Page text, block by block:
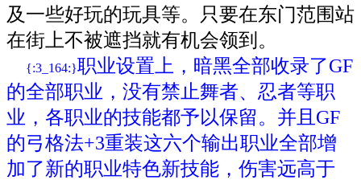
及一些好玩的玩具等。只要在东门范围站
在街上不被遮挡就有机会领到。
{:3_164:}职业设置上，暗黑全部收录了GF
的全部职业，没有禁止舞者、忍者等职
业，各职业的技能都予以保留。并且GF
的弓格法+3重装这六个输出职业全部增
加了新的职业特色新技能，伤害远高于